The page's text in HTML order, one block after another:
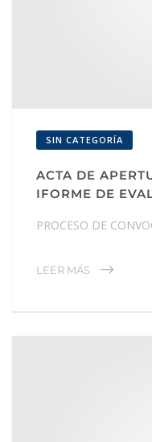
SIN CATEGORÍA
ACTA DE
IFORME DE
PROCESO DE
LEER MÁS